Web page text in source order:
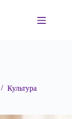
Культура